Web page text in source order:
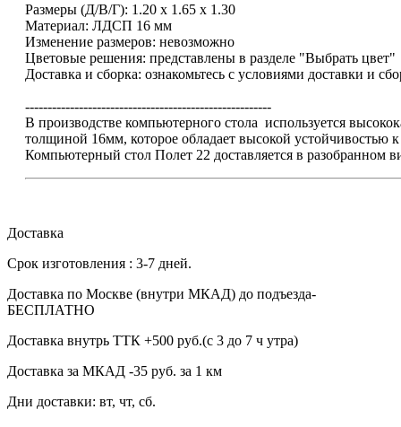
Размеры (Д/В/Г): 1.20 х 1.65 х 1.30
Материал: ЛДСП 16 мм
Изменение размеров: невозможно
Цветовые решения: представлены в разделе "Выбрать цвет"
Доставка и сборка: ознакомьтесь с условиями доставки и
-------------------------------------------------------
В производстве компьютерного стола используется
толщиной 16мм, которое обладает высокой
Компьютерный стол Полет 22 доставляется в разобранном
Доставка
Срок изготовления : 3-7 дней.
Доставка по Москве (внутри МКАД) до подъезда-
БЕСПЛАТНО
Доставка внутрь ТТК +500 руб.(с 3 до 7 ч утра)
Доставка за МКАД -35 руб. за 1 км
Дни доставки: вт, чт, сб.